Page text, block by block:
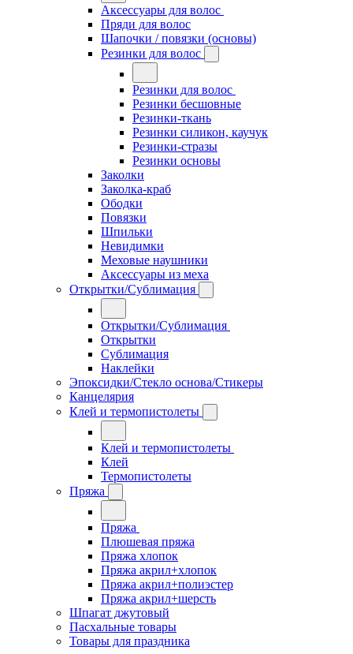
Аксессуары для волос
Пряди для волос
Шапочки / повязки (основы)
Резинки для волос
Резинки для волос
Резинки бесшовные
Резинки-ткань
Резинки силикон, каучук
Резинки-стразы
Резинки основы
Заколки
Заколка-краб
Ободки
Повязки
Шпильки
Невидимки
Меховые наушники
Аксессуары из меха
Открытки/Сублимация
Открытки/Сублимация
Открытки
Сублимация
Наклейки
Эпоксидки/Стекло основа/Стикеры
Канцелярия
Клей и термопистолеты
Клей и термопистолеты
Клей
Термопистолеты
Пряжа
Пряжа
Плюшевая пряжа
Пряжа хлопок
Пряжа акрил+хлопок
Пряжа акрил+полиэстер
Пряжа акрил+шерсть
Шпагат джутовый
Пасхальные товары
Товары для праздника